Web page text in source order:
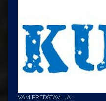
VAM PREDSTAVLJA :